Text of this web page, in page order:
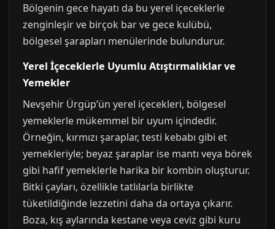
Bölgenin gece hayatı da bu yerel içeceklerle
zenginleşir ve birçok bar ve gece kulübü,
bölgesel şarapları menülerinde bulundurur.
Yerel İçeceklerle Uyumlu Atıştırmalıklar ve
Yemekler
Nevşehir Ürgüp’ün yerel içecekleri, bölgesel
yemeklerle mükemmel bir uyum içindedir.
Örneğin, kırmızı şaraplar, testi kebabı gibi et
yemekleriyle; beyaz şaraplar ise mantı veya börek
gibi hafif yemeklerle harika bir kombin oluşturur.
Bitki çayları, özellikle tatlılarla birlikte
tüketildiğinde lezzetini daha da ortaya çıkarır.
Boza, kış aylarında kestane veya ceviz gibi kuru